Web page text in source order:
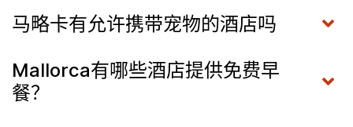
马略卡有允许携带宠物的酒店吗
Mallorca有哪些酒店提供免费早
餐？